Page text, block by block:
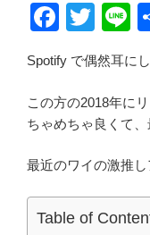
F
c
e
b
o
o
k
T
wi
tt
er
e
Spotify で偶然耳に
この方の2018年に
ちゃめちゃ良くて
最近のワイの激推
Table of